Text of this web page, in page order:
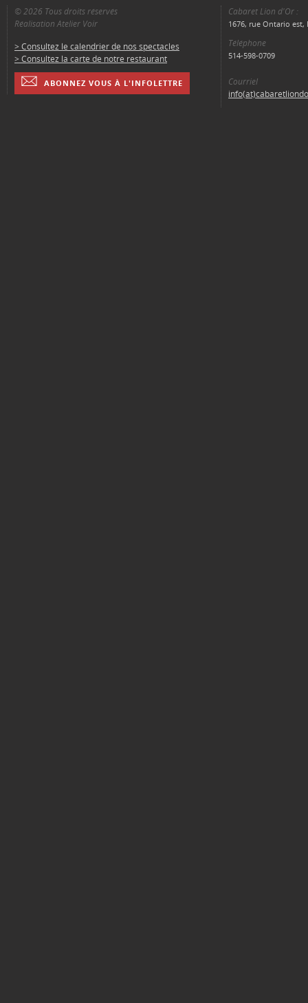
© 2026 Tous droits réservés
Réalisation Atelier Voir
> Consultez le calendrier de nos spectacles
> Consultez la carte de notre restaurant
ABONNEZ VOUS À L'INFOLETTRE
Cabaret Lion d'Or :
1676, rue Ontario est,
Téléphone
514-598-0709
Courriel